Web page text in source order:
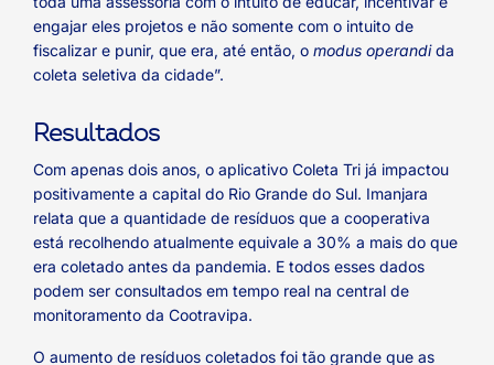
engajar eles projetos e não somente com o intuito de
fiscalizar e punir, que era, até então, o modus operandida
coleta seletiva da cidade”.
Resultados
Com apenas dois anos, o aplicativo Coleta Tri já impactou
positivamente a capital do Rio Grande do Sul. Imanjara
relata que a quantidade de resíduos que a cooperativa
está recolhendo atualmente equivale a 30% a mais do que
era coletado antes da pandemia. E todos esses dados
podem ser consultados em tempo real na central de
monitoramento da Cootravipa.
O aumento de resíduos coletados foi tão grande que as